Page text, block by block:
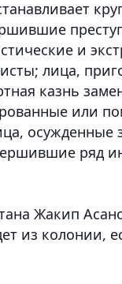
и
лица,
казнь
или
осужденные
ряд
Жакип
из колонии,